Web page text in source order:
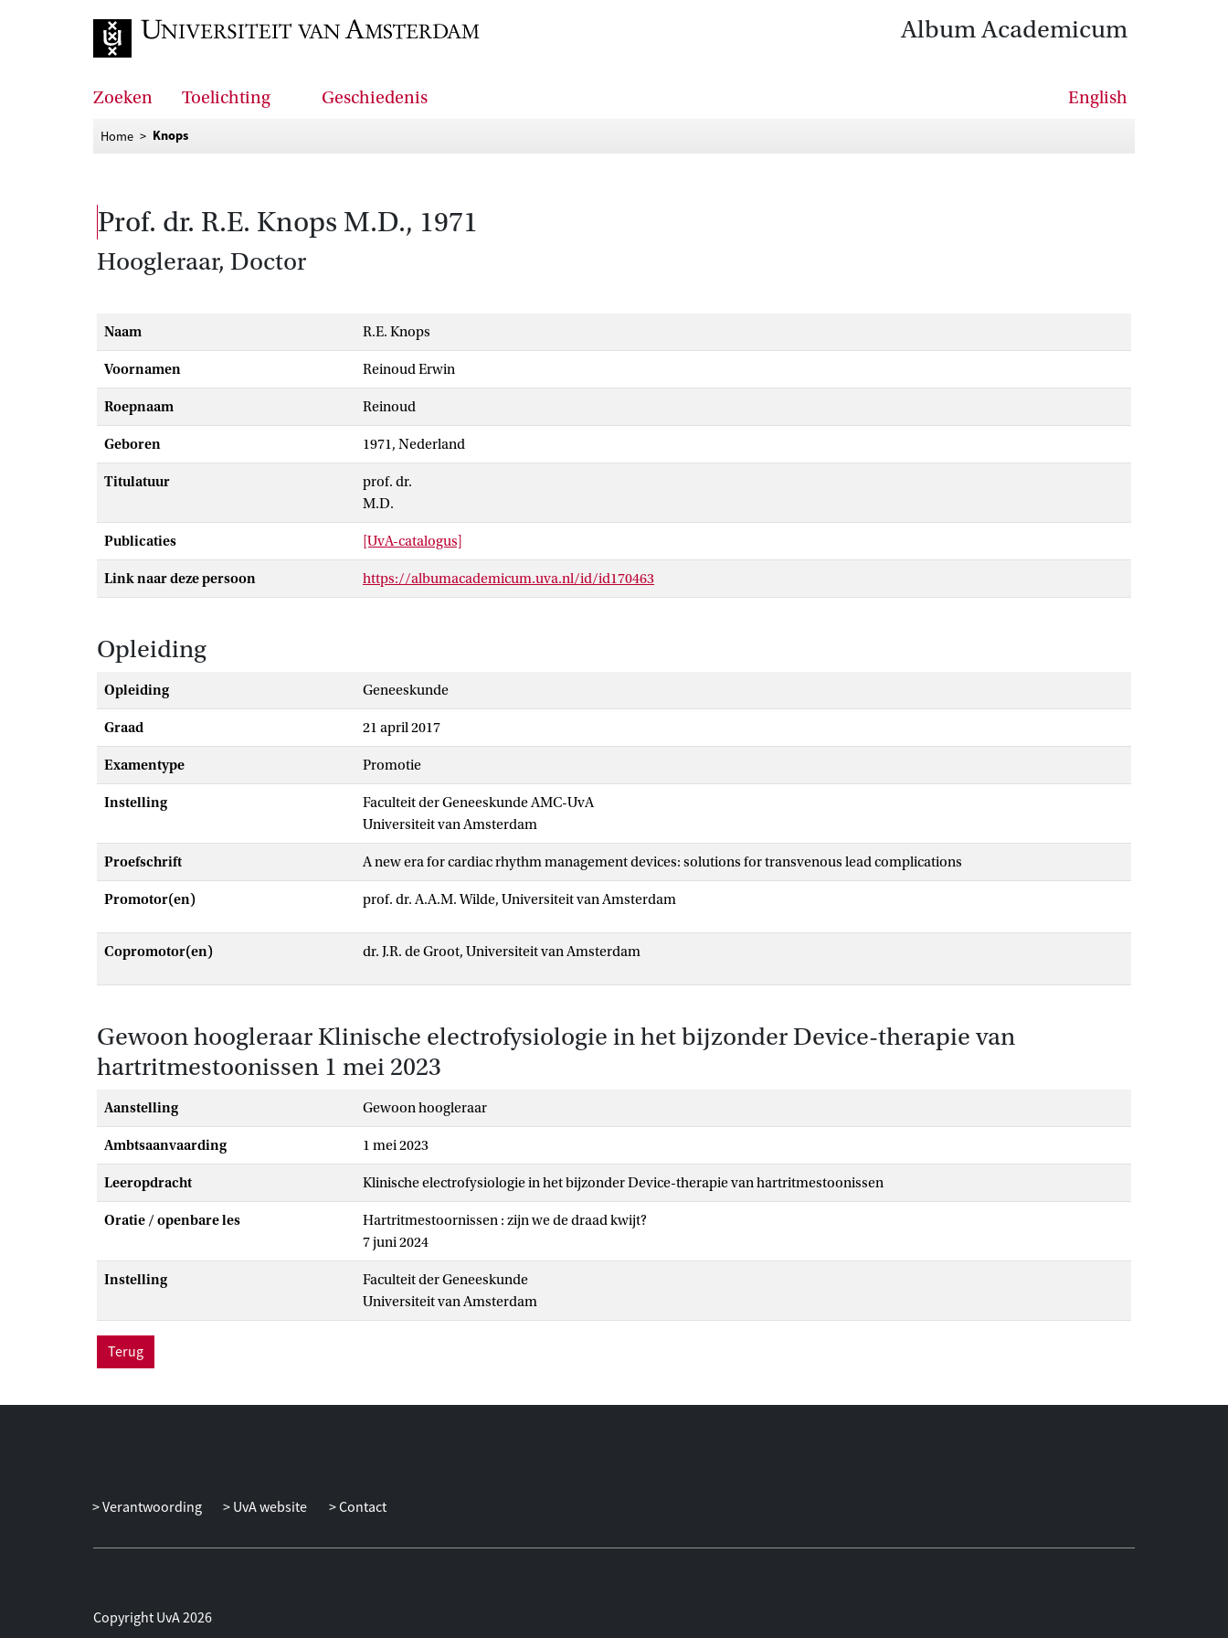
Album Academicum
Zoeken Toelichting Geschiedenis English
Home Knops
prof. dr. R.E. Knops M.D., 1971
Hoogleraar, Doctor
Naam R.E. Knops
Voornamen Reinoud Erwin
Roepnaam Reinoud
Geboren 1971, Nederland
Titulatuur
prof. dr.
M.D.
Publicaties [UvA-catalogus]
Link naar deze persoon https://albumacademicum.uva.nl/id/id170463
Opleiding
Opleiding Geneeskunde
Graad 21 april 2017
Examentype promotie
Instelling
Faculteit der Geneeskunde AMC-UvA
Universiteit van Amsterdam
Proefschrift A new era for cardiac rhythm management devices: solutions for transvenous lead complications
Promotor(en) prof. dr. A.A.M. Wilde, Universiteit van Amsterdam
Copromotor(en) dr. J.R. de Groot, Universiteit van Amsterdam
Gewoon hoogleraar Klinische electrofysiologie in het bijzonder Device-therapie van
hartritmestoonissen 1 mei 2023
Aanstelling gewoon hoogleraar
Ambtsaanvaarding 1 mei 2023
Leeropdracht Klinische electrofysiologie in het bijzonder Device-therapie van hartritmestoonissen
Oratie / openbare les
Hartritmestoornissen : zijn we de draad kwijt?
7 juni 2024
Instelling
Faculteit der Geneeskunde
Universiteit van Amsterdam
Terug
Verantwoording UvA website Contact
Copyright UvA 2026